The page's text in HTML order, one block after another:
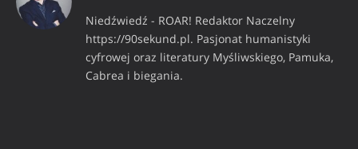
Niedźwiedź - ROAR! Redaktor Naczelny
https://90sekund.pl. Pasjonat humanistyki
cyfrowej oraz literatury Myśliwskiego, Pamuka,
Cabrea i biegania.